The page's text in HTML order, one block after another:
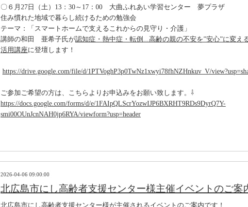
〇６月 27 日（土）13：30～17：00 大曲ふれあい学習センター 夢プラザ
住み慣れた地域で暮らし続けるための勉強会
テーマ：「スマートホームで支えるこれからの見守り・介護」
講師の和田 亜希子氏が認知症・熱中症・転倒...高齢の親の不安を”安心”に変え
活用講座に登壇します！
https://drive.google.com/file/d/1PTVoghP3p0TwNz1xwyi78fhNZHnkuv_V/
ご参加ご希望の方は、こちらよりお申込みをお願い致します。⇩
https://docs.google.com/forms/d/e/1FAIpQLScrYozwIJP6BXRHT9RDs9DyrQ7Y-
smi00OUnJcnNAH0jp6RYA/viewform?usp=header
2026-04-06 09:00:00
北広島市にし高齢者支援センター様主催イベントのご案
北広島市にし高齢者支援センター様が主催されるイベントのご案内です！